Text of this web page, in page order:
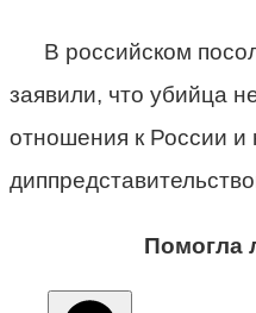
В российском
заявили, что убийца
отношения к России и
Помогла